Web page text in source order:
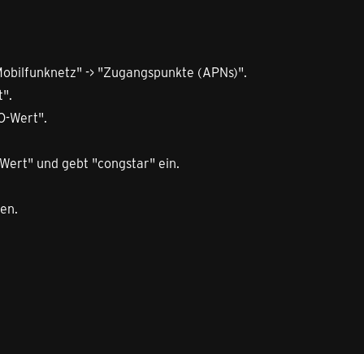
-> "Zugangspunkte (APNs)".
Wert".
und gebt "congstar" ein.